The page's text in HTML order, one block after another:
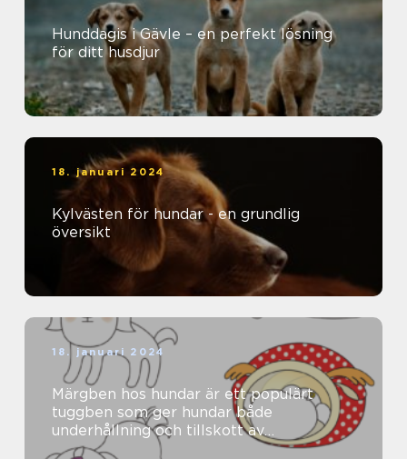
Hunddagis i Gävle – en perfekt lösning
för ditt husdjur
18. januari 2024
Kylvästen för hundar - en grundlig
översikt
18. januari 2024
Märgben hos hundar är ett populärt
tuggben som ger hundar både
underhållning och tillskott av
näringsämnen